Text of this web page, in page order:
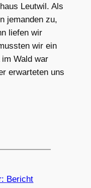
Leutwil. Als
jemanden zu,
liefen wir
wir ein
Wald war
erwarteten uns
Bericht